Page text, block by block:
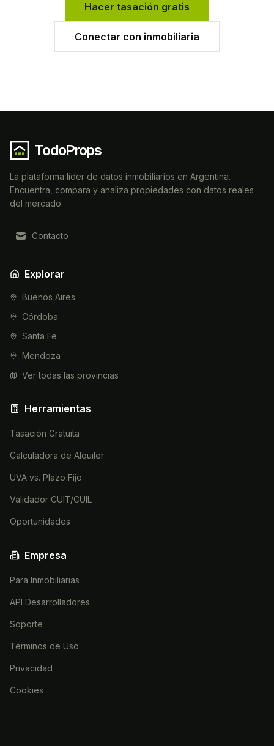
Hacer tasación gratis
Conectar con inmobiliaria
TodoProps
La plataforma líder de datos inmobiliarios en Argentina.
Encuentra, compara y analiza propiedades con datos reales
del mercado.
Contacto
Explorar
Buenos Aires
Córdoba
Santa Fe
Mendoza
Ver todas las provincias
Herramientas
Tasación Gratuita
Calculadora de Alquiler
UVA vs. Plazo Fijo
Validador CUIT/CUIL
Oportunidades
Empresa
Para Inmobiliarias
API Desarrolladores
Soporte
Términos de Uso
Privacidad
Cookies